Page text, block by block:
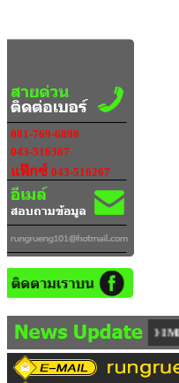
081-769-6898
043-516367
แฟ๊กซ์ 043-516267
IMPORT LIMITED